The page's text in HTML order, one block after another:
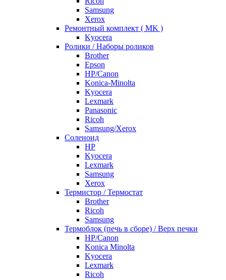
Samsung
Xerox
Ремонтный комплект ( MK )
Kyocera
Ролики / Наборы роликов
Brother
Epson
HP/Canon
Konica-Minolta
Kyocera
Lexmark
Panasonic
Ricoh
Samsung/Xerox
Соленоид
HP
Kyocera
Lexmark
Samsung
Xerox
Термистор / Термостат
Brother
Ricoh
Samsung
Термоблок (печь в сборе) / Верх печки
HP/Canon
Konica Minolta
Kyocera
Lexmark
Ricoh